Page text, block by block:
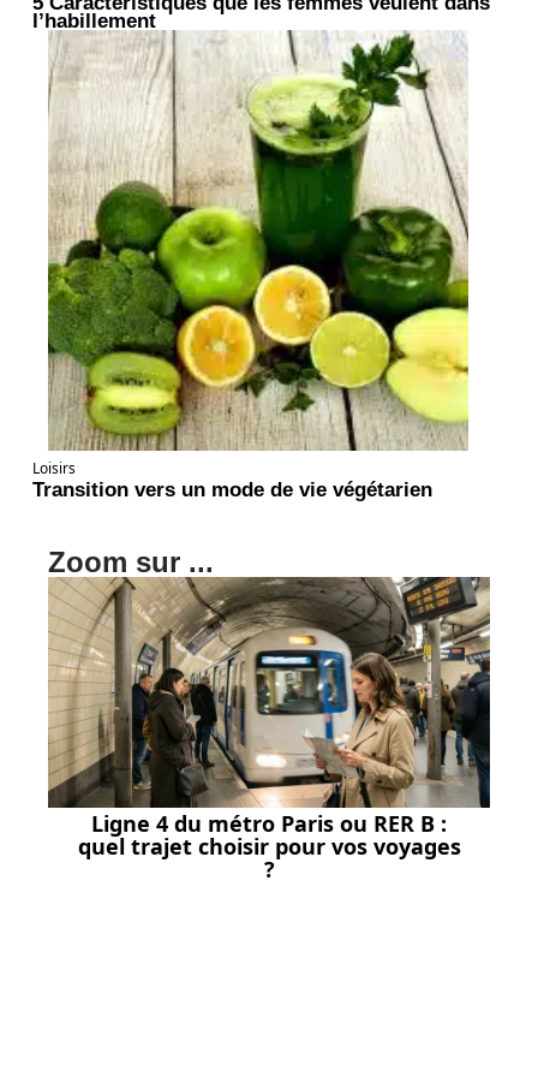
l’habillement
Loisirs
Transition vers un mode de vie végétarien
Zoom sur ...
Ligne 4 du métro Paris ou RER B :
quel trajet choisir pour vos voyages
?